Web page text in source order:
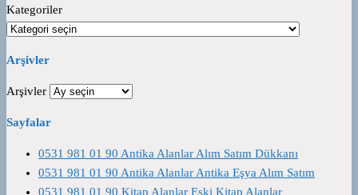
Kategoriler
Arşivler
Arşivler
Sayfalar
0531 981 01 90 Antika Alanlar Alım Satım Dükkanı
0531 981 01 90 Antika Alanlar Antika Eşya Alım Satım
0531 981 01 90 Kitap Alanlar Eski Kitap Alanlar